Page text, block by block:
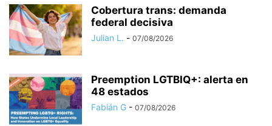
Cobertura trans: demanda
federal decisiva
Julian L. - 07/08/2026
Preemption LGTBIQ+: alerta en
48 estados
Fabián G - 07/08/2026